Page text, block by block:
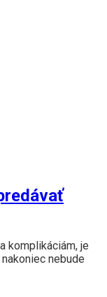
komplikáciám, je
nebude